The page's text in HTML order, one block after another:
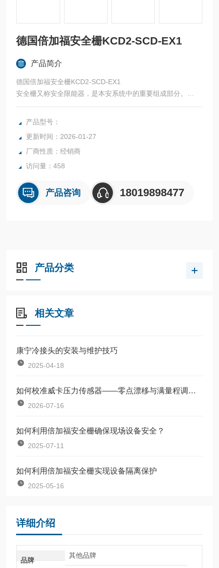
德国倍加福安全栅KCD2-SCD-EX1
产品简介
德国倍加福安全栅KCD2-SCD-EX1
安全栅又称安全限能器，是本安系统中的重要组成部分。
安全栅的核心元件为齐纳二极管，限流电阻及快速熔断丝。
安全栅的主要功能为限流限压，保证现场仪表可得到的能量在
安全栅安装于安全场所，接收来自危险区的信号，输出安全信
号到安全区或危险区。
也就是说安全栅主要是起到安全作用的。它的安装一般要相关
产品型号：
更新时间：2026-01-27
厂商性质：经销商
访问量：458
产品咨询 18019898477
产品分类
相关文章
康宁冷接头的安装与维护技巧
2025-04-18
如何校准威卡压力传感器——零点漂移与满量程调整教程
2026-07-16
如何利用倍加福安全栅确保现场设备安全？
2025-07-11
如何利用倍加福安全栅实现设备隔离保护
2025-05-16
详细介绍
品牌
其他品牌